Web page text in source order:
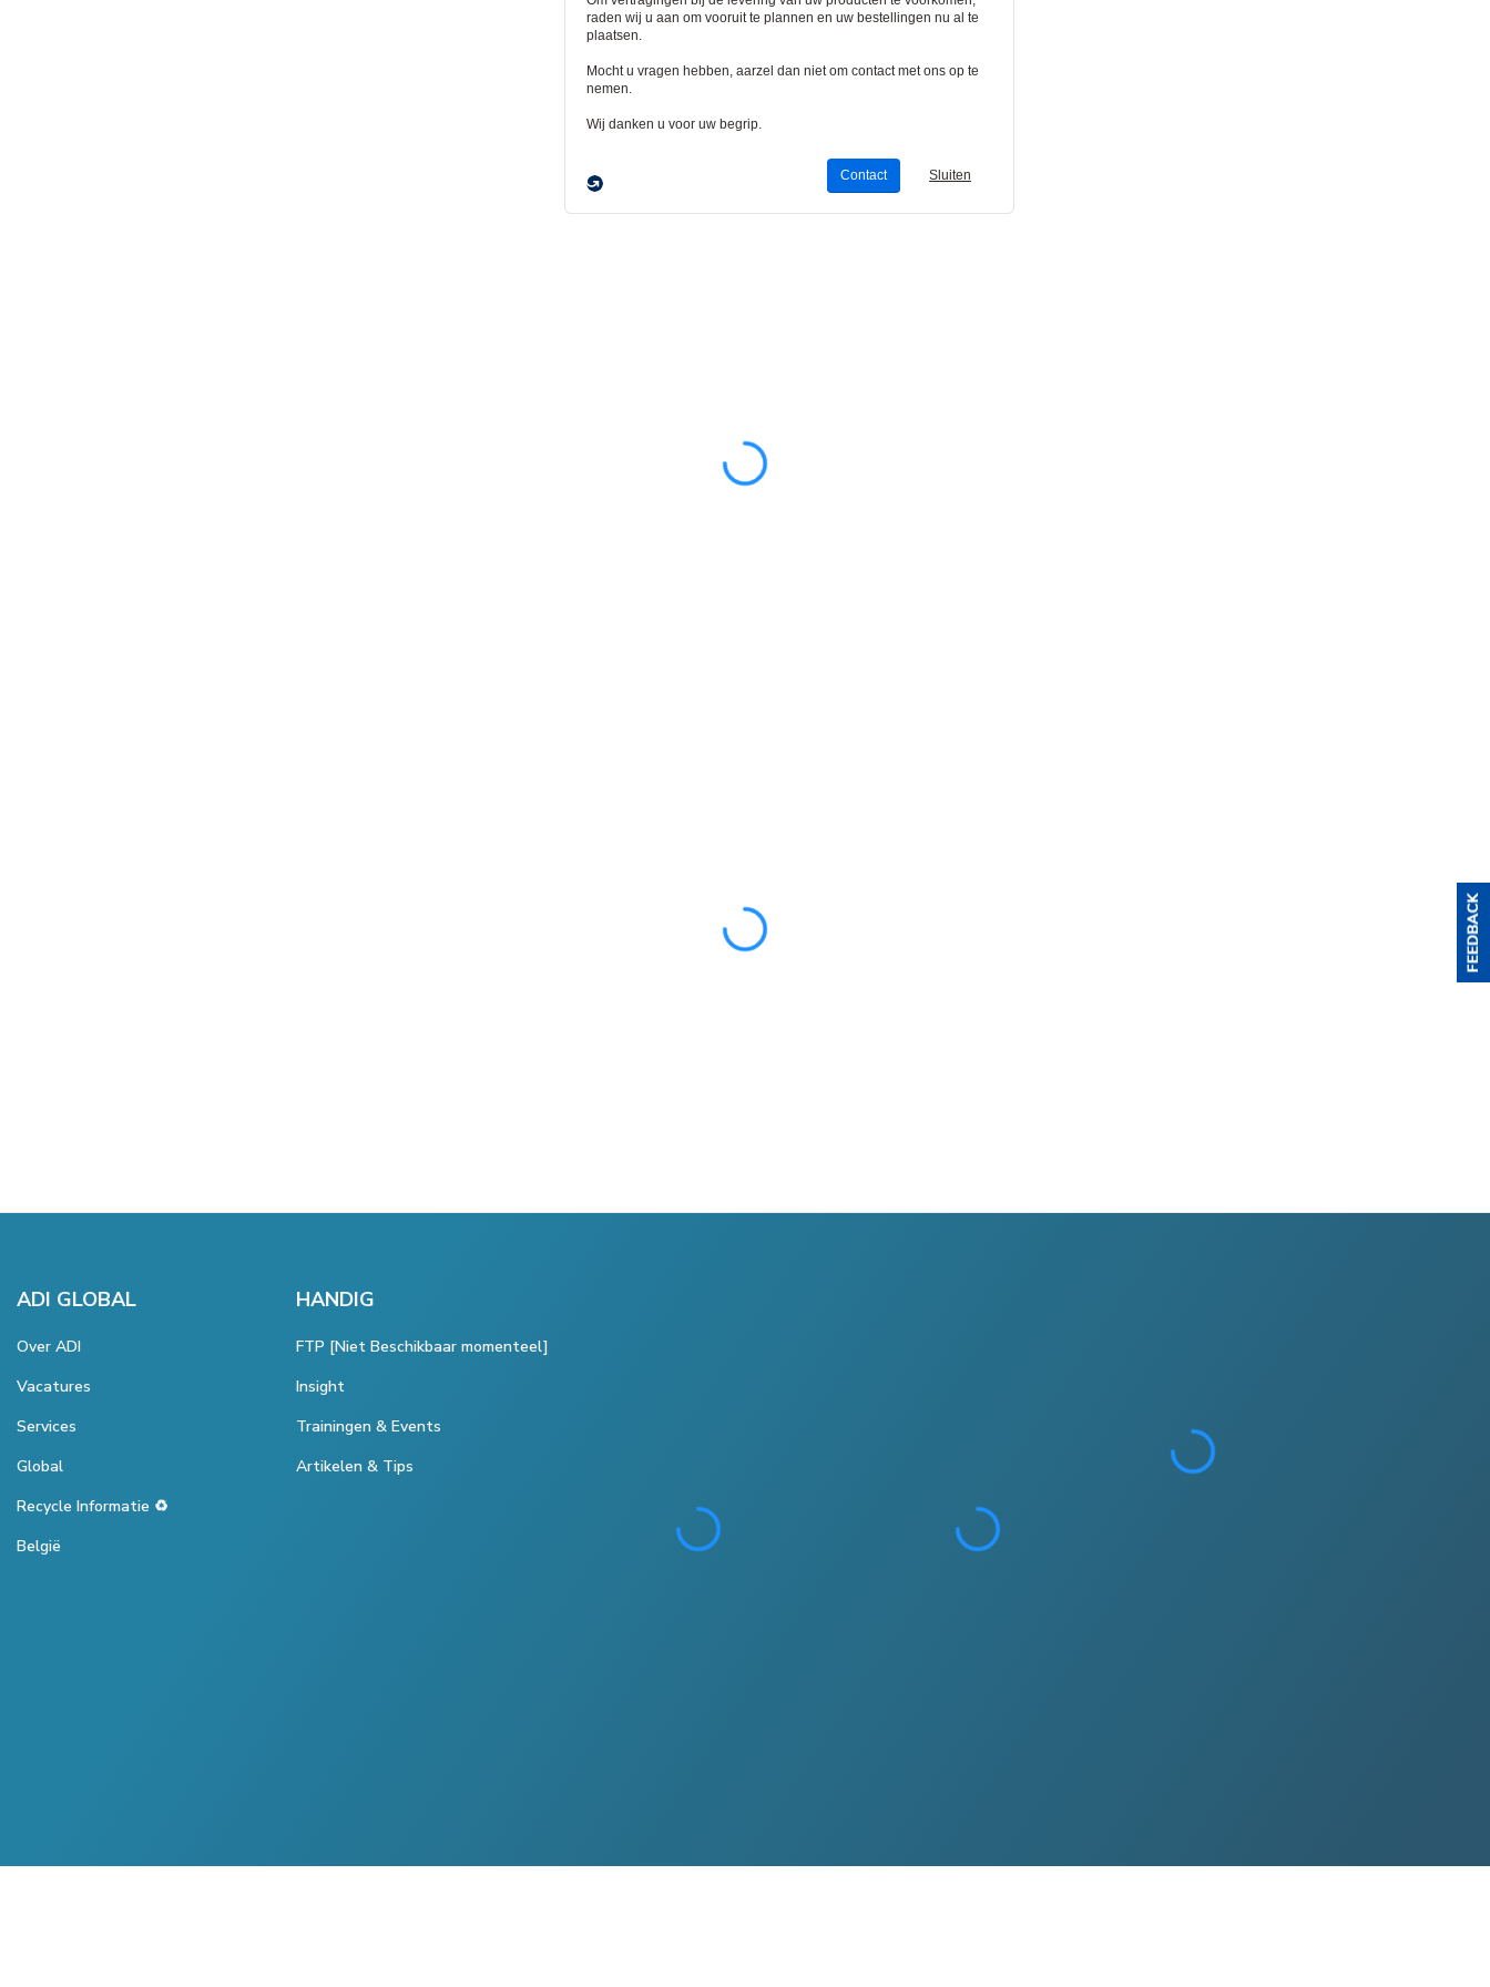
ADI GLOBAL
Over ADI
Vacatures
Services
Global
Recycle Informatie ♻️
België
HANDIG
FTP [Niet Beschikbaar momenteel]
Insight
Trainingen & Events
Artikelen & Tips